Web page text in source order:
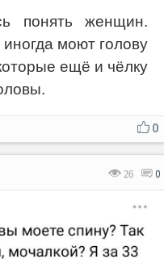
понять женщин.
моют голову
ещё и чёлку
0
26 0